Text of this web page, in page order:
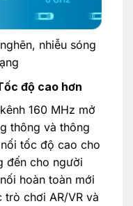
nhiễu sóng
độ cao hơn
160 MHz mở
thông và thông
tốc độ cao cho
đến cho người
hoàn toàn mới
chơi AR/VR và